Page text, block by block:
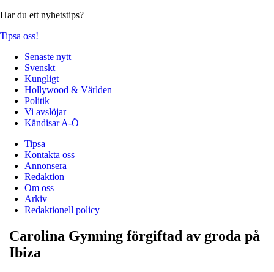
Har du ett nyhetstips?
Tipsa oss!
Senaste nytt
Svenskt
Kungligt
Hollywood & Världen
Politik
Vi avslöjar
Kändisar A-Ö
Tipsa
Kontakta oss
Annonsera
Redaktion
Om oss
Arkiv
Redaktionell policy
Carolina Gynning förgiftad av groda på
Ibiza